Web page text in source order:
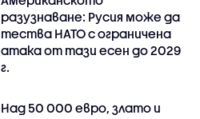
разузнаване: Русия може да
тества НАТО с ограничена
атака от тази есен до 2029
г.
Над 50 000 евро, злато и